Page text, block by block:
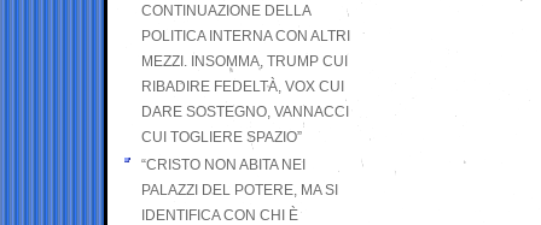
CONTINUAZIONE DELLA
POLITICA INTERNA CON ALTRI
MEZZI. INSOMMA, TRUMP CUI
RIBADIRE FEDELTÀ, VOX CUI
DARE SOSTEGNO, VANNACCI
CUI TOGLIERE SPAZIO”
“CRISTO NON ABITA NEI
PALAZZI DEL POTERE, MA SI
IDENTIFICA CON CHI È